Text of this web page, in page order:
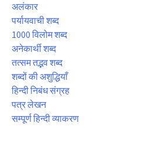
अलंकार
पर्यायवाची शब्द
1000 विलोम शब्द
अनेकार्थी शब्द
तत्सम तद्भव शब्द
शब्दों की अशुद्धियाँ
हिन्दी निबंध संग्रह
पत्र लेखन
सम्पूर्ण हिन्दी व्याकरण